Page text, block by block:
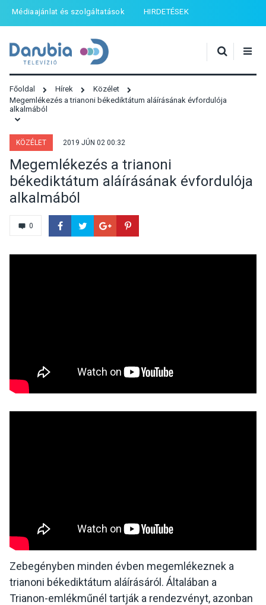
Médiaajánlat és szolgáltatások HIRDETÉSEK
Főoldal Hírek
Közélet
Megemlékezés a trianoni békediktátum aláírásának évfordulója
alkalmából
KÖZÉLET 2019 JÚN 02 00:32
Megemlékezés a trianoni
békediktátum aláírásának évfordulója
alkalmából
0
Zebegényben minden évben megemlékeznek a
trianoni békediktátum aláírásáról. Általában a
Trianon-emlékműnél tartják a rendezvényt, azonban